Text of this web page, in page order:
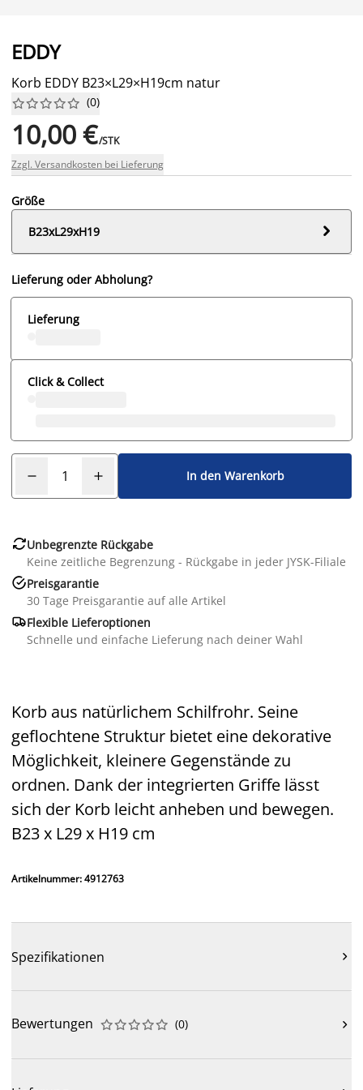
EDDY
Korb EDDY B23×L29×H19cm natur





 (0)
10,00 €/STK
Zzgl. Versandkosten bei Lieferung
Größe
B23xL29xH19

Lieferung oder Abholung?
Lieferung
Click & Collect
In den Warenkorb
Unbegrenzte Rückgabe
Keine zeitliche Begrenzung - Rückgabe in jeder JYSK-Filiale
Preisgarantie
30 Tage Preisgarantie auf alle Artikel
Flexible Lieferoptionen
Schnelle und einfache Lieferung nach deiner Wahl
Korb aus natürlichem Schilfrohr. Seine
geflochtene Struktur bietet eine dekorative
Möglichkeit, kleinere Gegenstände zu
ordnen. Dank der integrierten Griffe lässt
sich der Korb leicht anheben und bewegen.
B23 x L29 x H19 cm
Artikelnummer: 4912763
Spezifikationen 
Bewertungen 




 (0) 